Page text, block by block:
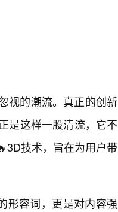
视的潮流。真正的创新
是这样一股清流，它不
技术，旨在为用户带
形容词，更是对内容强